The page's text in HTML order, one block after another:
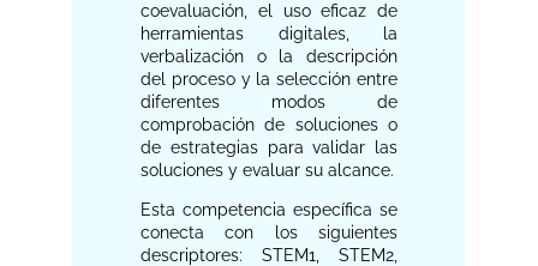
coevaluación, el uso eficaz de
herramientas digitales, la
verbalización o la descripción
del proceso y la selección entre
diferentes modos de
comprobación de soluciones o
de estrategias para validar las
soluciones y evaluar su alcance.
Esta competencia específica se
conecta con los siguientes
descriptores: STEM1, STEM2,